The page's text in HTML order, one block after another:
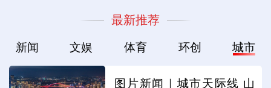
最新推荐
新闻 文娱 体育 环创 城市
图片新闻｜城市天际线 山